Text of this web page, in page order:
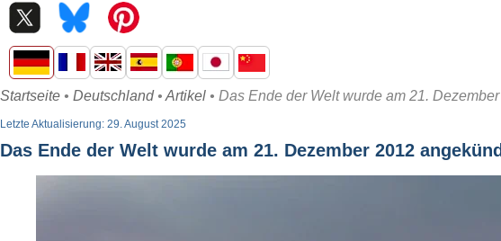
Startseite • Deutschland• Artikel • Das Ende der Welt wurde am 21.
Letzte Aktualisierung: 29. August 2025
Das Ende der Welt wurde am 21. Dezember 2012